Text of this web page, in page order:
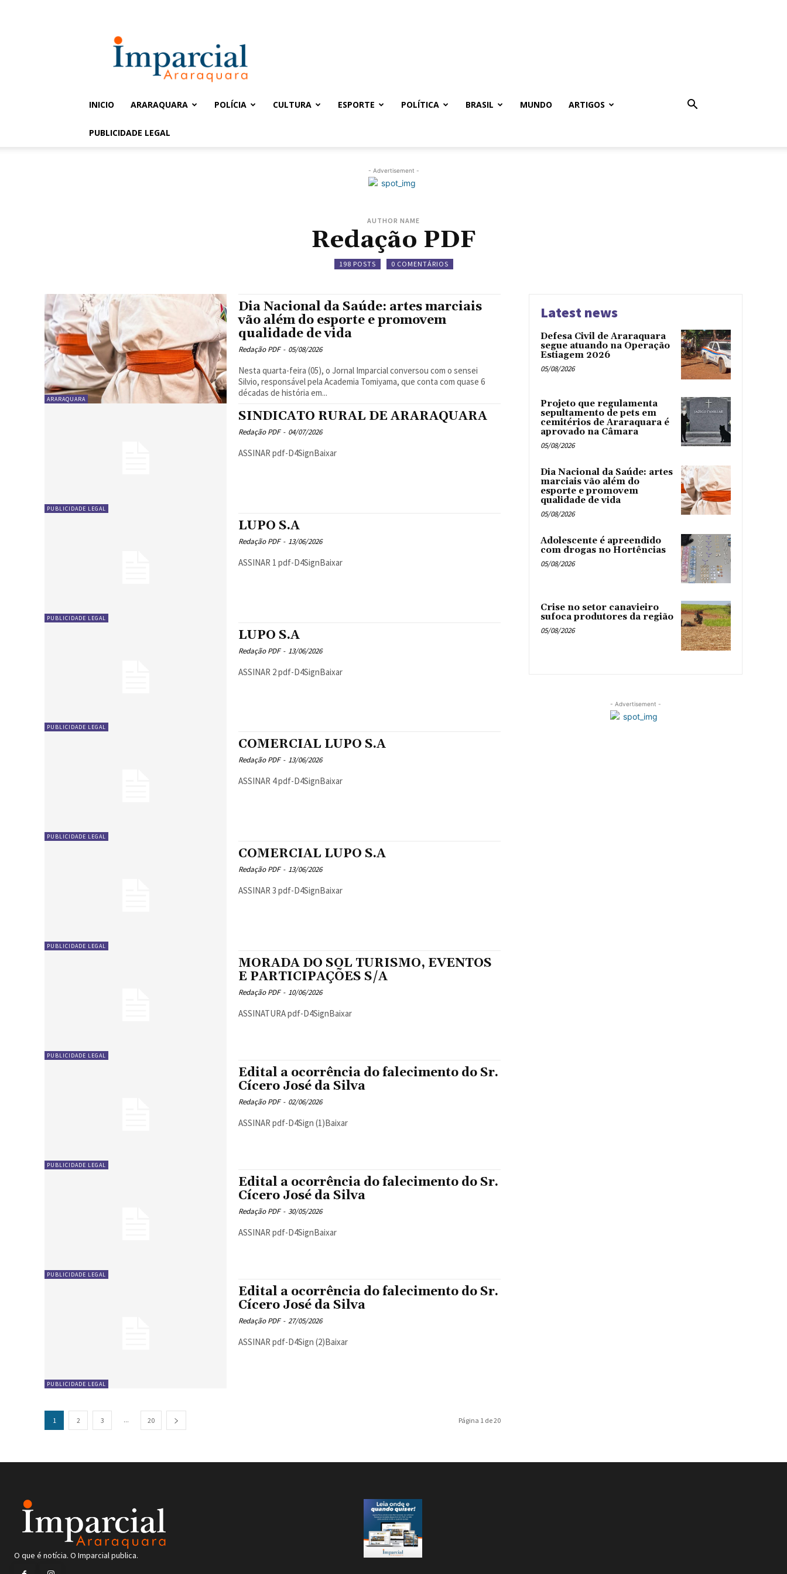
Imparcial
INICIO ARARAQUARA POLÍCIA CULTURA ESPORTE POLÍTICA BRASIL MUNDO ARTIGOS
PUBLICIDADE LEGAL
- Advertisement -
AUTHOR NAME
Redação PDF
198 POSTS 0 COMENTÁRIOS
ARARAQUARA
Dia Nacional da Saúde: artes marciais
vão além do esporte e promovem
qualidade de vida
Redação PDF - 05/08/2026
Nesta quarta-feira (05), o Jornal Imparcial conversou com o sensei
Silvio, responsável pela Academia Tomiyama, que conta com quase 6
décadas de história em...
PUBLICIDADE LEGAL
SINDICATO RURAL DE ARARAQUARA
Redação PDF - 04/07/2026
ASSINAR pdf-D4SignBaixar
PUBLICIDADE LEGAL
LUPO S.A
Redação PDF - 13/06/2026
ASSINAR 1 pdf-D4SignBaixar
PUBLICIDADE LEGAL
LUPO S.A
Redação PDF - 13/06/2026
ASSINAR 2 pdf-D4SignBaixar
PUBLICIDADE LEGAL
COMERCIAL LUPO S.A
Redação PDF - 13/06/2026
ASSINAR 4 pdf-D4SignBaixar
PUBLICIDADE LEGAL
COMERCIAL LUPO S.A
Redação PDF - 13/06/2026
ASSINAR 3 pdf-D4SignBaixar
PUBLICIDADE LEGAL
MORADA DO SOL TURISMO, EVENTOS
E PARTICIPAÇÕES S/A
Redação PDF - 10/06/2026
ASSINATURA pdf-D4SignBaixar
PUBLICIDADE LEGAL
Edital a ocorrência do falecimento do Sr.
Cícero José da Silva
Redação PDF - 02/06/2026
ASSINAR pdf-D4Sign (1)Baixar
PUBLICIDADE LEGAL
Edital a ocorrência do falecimento do Sr.
Cícero José da Silva
Redação PDF - 30/05/2026
ASSINAR pdf-D4SignBaixar
PUBLICIDADE LEGAL
Edital a ocorrência do falecimento do Sr.
Cícero José da Silva
Redação PDF - 27/05/2026
ASSINAR pdf-D4Sign (2)Baixar
1 2 3 ... 20 Página 1 de 20
Latest news
Defesa Civil de Araraquara
segue atuando na Operação
Estiagem 2026
05/08/2026
Projeto que regulamenta
sepultamento de pets em
cemitérios de Araraquara é
aprovado na Câmara
05/08/2026
Dia Nacional da Saúde: artes
marciais vão além do
esporte e promovem
qualidade de vida
05/08/2026
Adolescente é apreendido
com drogas no Hortências ‎
05/08/2026
Crise no setor canavieiro
sufoca produtores da região
05/08/2026
- Advertisement -
O que é notícia. O Imparcial publica.